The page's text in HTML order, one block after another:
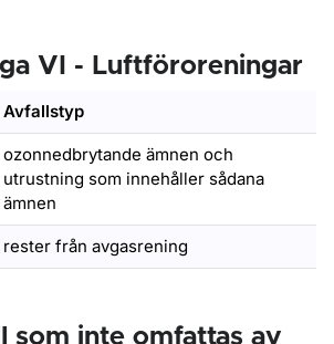
VI - Luftföroreningar
Avfallstyp
ozonnedbrytande ämnen och
utrustning som innehåller sådana
ämnen
rester från avgasrening
som inte omfattas av